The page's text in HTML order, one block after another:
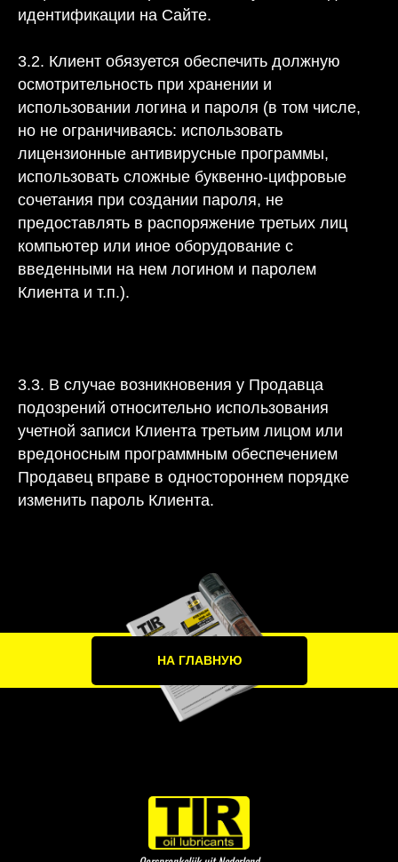
идентификации на Сайте.
3.2. Клиент обязуется обеспечить должную
осмотрительность при хранении и
использовании логина и пароля (в том числе,
но не ограничиваясь: использовать
лицензионные антивирусные программы,
использовать сложные буквенно-цифровые
сочетания при создании пароля, не
предоставлять в распоряжение третьих лиц
компьютер или иное оборудование с
введенными на нем логином и паролем
Клиента и т.п.).
3.3. В случае возникновения у Продавца
подозрений относительно использования
учетной записи Клиента третьим лицом или
вредоносным программным обеспечением
Продавец вправе в одностороннем порядке
изменить пароль Клиента.
ЗАГРУЗИТЬ
НА ГЛАВНУЮ